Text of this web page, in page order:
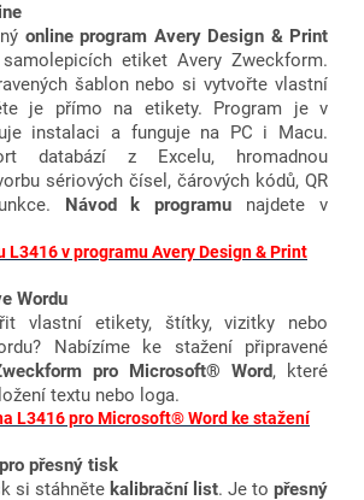
online program Avery Design & Print
etiket Avery Zweckform.
šablon nebo si vytvořte vlastní
je přímo na etikety. Program je v
instalaci a funguje na PC i Macu.
databází z Excelu, hromadnou
sériových čísel, čárových kódů, QR
Návod k programu najdete v
L3416 v programu Avery Design & Print
Wordu
vlastní etikety, štítky, vizitky nebo
Nabízíme ke stažení připravené
pro Microsoft® Word, které
textu nebo loga.
L3416 pro Microsoft® Word ke stažení
přesný tisk
si stáhněte kalibrační list. Je to přesný